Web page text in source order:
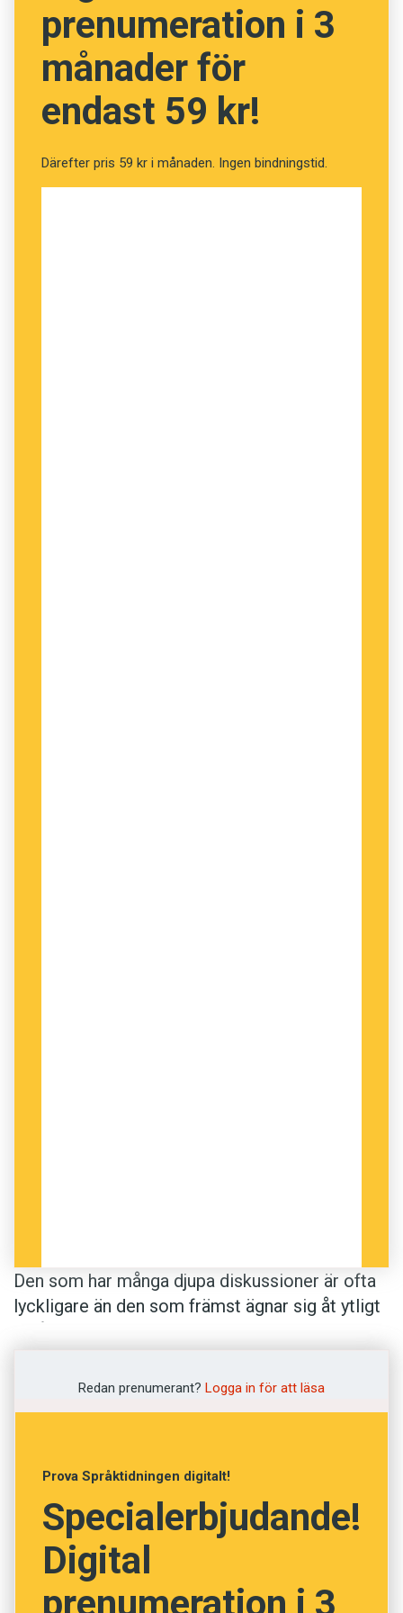
- Det har förmodligen att göra med att man
känner band till andra människor, säger Simine
Vazire, biträdande professor i psykologi vid
Washington university.
prenumeration i 3
månader för
endast 59 kr!
Därefter pris 59 kr i månaden. Ingen bindningstid.
Den som har många djupa diskussioner är ofta
lyckligare än den som främst ägnar sig åt ytligt
79 studenters samtal. Personer som ansåg sig
vara lyckliga samtalade i genomsnitt 70
personer samtalade mindre och ägnade sig i
större utsträckning åt vardagligt kallprat när de
samtalade.
Om det är den förtroliga konversationen som
Redan prenumerant? Logga in för att läsa
Prova Språktidningen digitalt!
Specialerbjudande!
Digital
prenumeration i 3